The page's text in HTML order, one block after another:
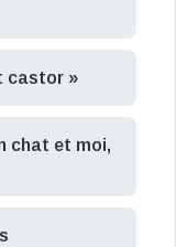
castor »
chat et moi,